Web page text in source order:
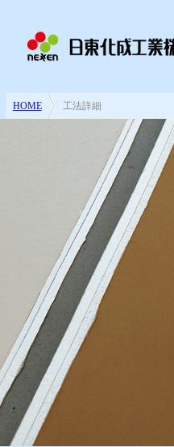
HOME 工法詳細